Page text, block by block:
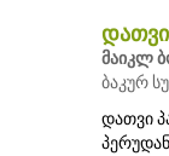
მაიკლ
ბაკურ
დათვი